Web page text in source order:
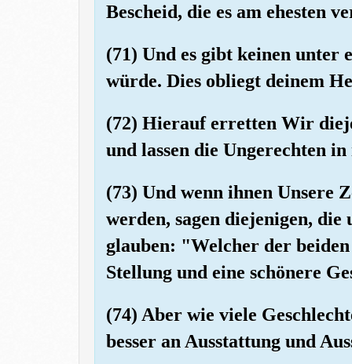
Bescheid, die es am ehesten
(71) Und es gibt keinen unter
würde. Dies obliegt deinem
(72) Hierauf erretten Wir
und lassen die Ungerechten
(73) Und wenn ihnen Unsere
werden, sagen diejenigen,
glauben: "Welcher der
Stellung und eine schönere
(74) Aber wie viele
besser an Ausstattung und